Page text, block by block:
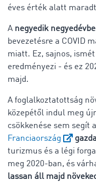
éves érték alatt
A negyedik
bevezetésre a COVID
miatt. Ez, sajnos,
eredményezi - és ez
majd.
A foglalkoztatottság
közepétől indul meg
csökkenése sem segít
Franciaország
turizmus és a légi
meg 2020-ban, és
lassan áll majd